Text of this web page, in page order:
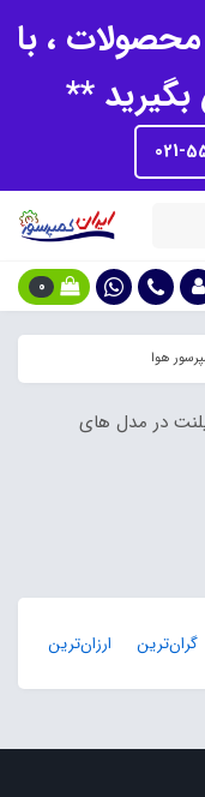
، با
بگیرید **
0
هوا
در مدل های
گران‌ترین ارزان‌ترین